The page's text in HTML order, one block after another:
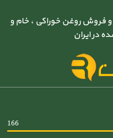
روغن خوراکی ، خام و
در ایران
166